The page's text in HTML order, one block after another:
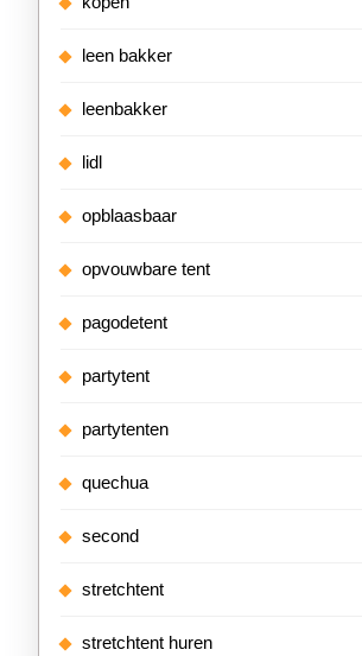
leen bakker
leenbakker
lidl
opblaasbaar
opvouwbare tent
pagodetent
partytent
partytenten
quechua
second
stretchtent
stretchtent huren